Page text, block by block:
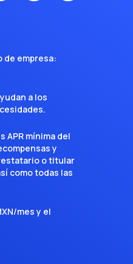
de empresa:
a los
APR mínima del
y
o titular
como todas las
mes y el